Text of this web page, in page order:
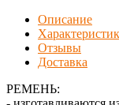
Описание
Отзывы
Доставка
РЕМЕНЬ: